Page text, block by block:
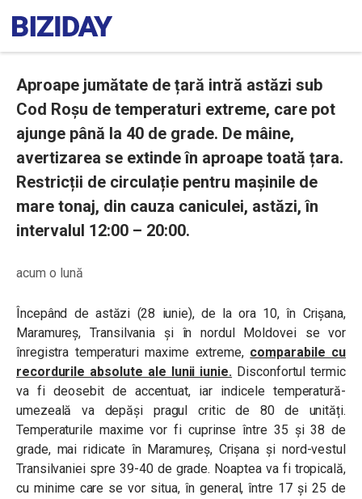
Aproape jumătate de țară intră astăzi sub
Cod Roșu de temperaturi extreme, care pot
ajunge până la 40 de grade. De mâine,
avertizarea se extinde în aproape toată țara.
Restricții de circulație pentru mașinile de
mare tonaj, din cauza caniculei, astăzi, în
intervalul 12:00 – 20:00.
acum o lună
Începând de astăzi (28 iunie), de la ora 10, în Crișana,
Maramureș, Transilvania și în nordul Moldovei se vor
înregistra temperaturi maxime extreme, comparabile cu
recordurile absolute ale lunii iunie. Disconfortul termic
va fi deosebit de accentuat, iar indicele temperatură-
umezeală va depăși pragul critic de 80 de unități.
Temperaturile maxime vor fi cuprinse între 35 și 38 de
grade, mai ridicate în Maramureș, Crișana și nord-vestul
Transilvaniei spre 39-40 de grade. Noaptea va fi tropicală,
cu minime care se vor situa, în general, între 17 și 25 de